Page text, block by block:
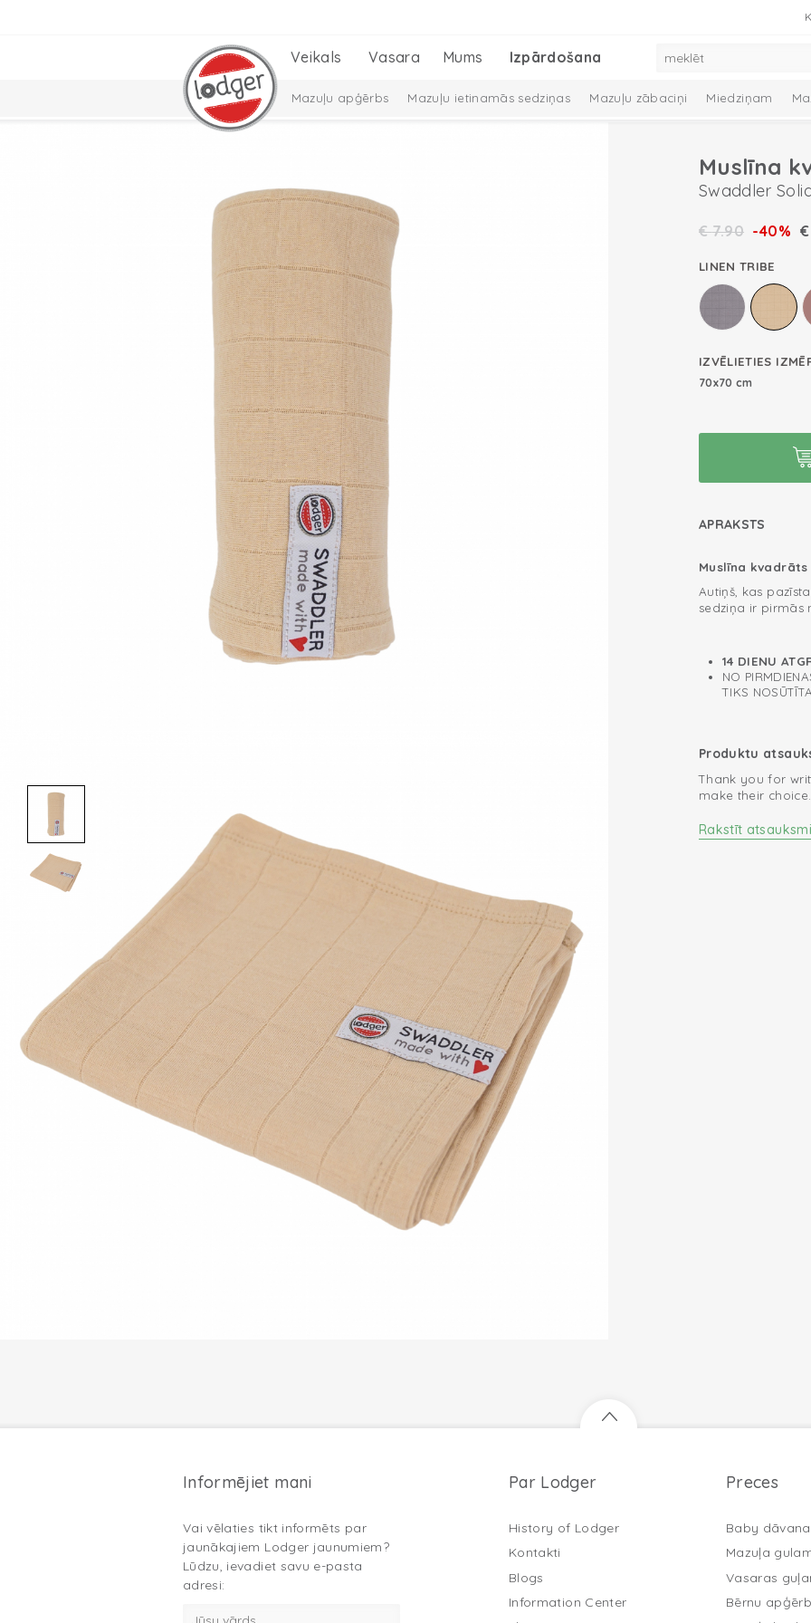
Veikals Vasara Mums Izpārdošana
Mazuļu apģērbs Mazuļu ietinamās sedziņas Mazuļu zābaciņi Miedziņam
Muslīna
Swaddler
€7.90 -40%
LINEN TRIBE
IZVĒLIETIES
70x70 cm
APRAKSTS
Muslīna
Autiņš, kas
sedziņa ir pirmās
atvērtajai
mitrumu
Kā lietot muslīna
Lietojiet muslīna
atraugas
Trikotāžas
14 DIENU
NO
TIKS
Produktu
Thank you for
make their choice.
Rakstīt atsauksmi
Informējiet mani
Vai vēlaties tikt informēts par
jaunākajiem Lodger jaunumiem?
Lūdzu, ievadiet savu e-pasta
adresi:
Par Lodger
History of Lodger
Kontakti
Blogs
Information Center
Preces
Baby
Mazuļa
Vasaras
Bērnu